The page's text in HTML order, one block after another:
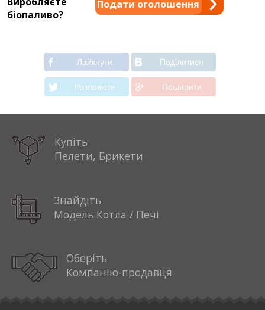
біопаливо?
Подати оголошення
Лайкнути Подiлитися
Розповiсти Поширити
Купіть
Пелети, Брикети
Знайдіть
Модель Котла / Печі
Оберіть
Компанію-продавця